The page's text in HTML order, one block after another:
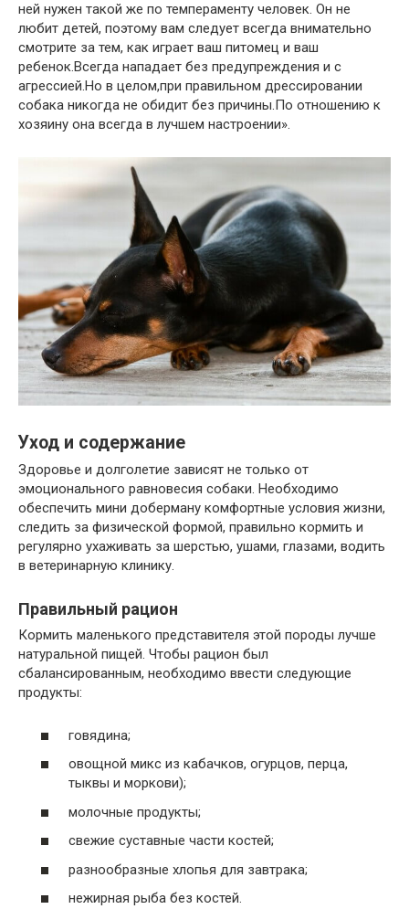
ней нужен такой же по темпераменту человек. Он не
любит детей, поэтому вам следует всегда внимательно
смотрите за тем, как играет ваш питомец и ваш
ребенок.Всегда нападает без предупреждения и с
агрессией.Но в целом,при правильном дрессировании
собака никогда не обидит без причины.По отношению к
хозяину она всегда в лучшем настроении».
Уход и содержание
Здоровье и долголетие зависят не только от
эмоционального равновесия собаки. Необходимо
обеспечить мини доберману комфортные условия жизни,
следить за физической формой, правильно кормить и
регулярно ухаживать за шерстью, ушами, глазами, водить
в ветеринарную клинику.
Правильный рацион
Кормить маленького представителя этой породы лучше
натуральной пищей. Чтобы рацион был
сбалансированным, необходимо ввести следующие
продукты:
говядина;
овощной микс из кабачков, огурцов, перца,
тыквы и моркови);
молочные продукты;
свежие суставные части костей;
разнообразные хлопья для завтрака;
нежирная рыба без костей.